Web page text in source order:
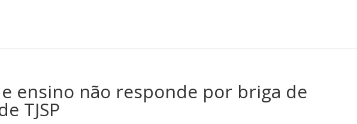
ensino não responde por briga de
TJSP